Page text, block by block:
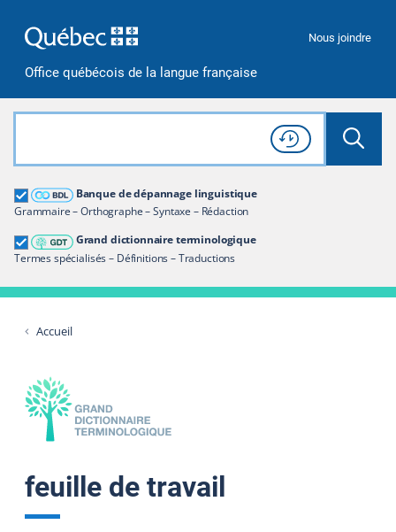
Office québécois de la langue française
Nous joindre
Rechercher dans tout le site
Lancer
Consulter l'
Historique
de recherche
Banque de dépannage linguistique
Grammaire – Orthographe – Syntaxe – Rédaction
Grand dictionnaire terminologique
Termes spécialisés – Définitions – Traductions
Grand dictionnaire terminologique
Restreindre aux termes
Accueil
feuille de travail